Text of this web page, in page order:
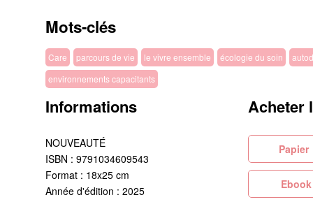
Mots-clés
Care parcours de vie le vivre ensemble écologie du soin
environnements capacitants
Informations
NOUVEAUTÉ
ISBN : 9791034609543
Format : 18x25 cm
Année d'édition : 2025
Acheter